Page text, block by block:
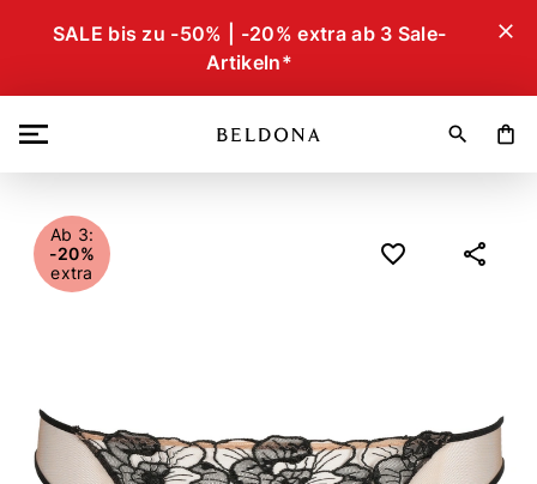
SALE bis zu -50% | -20% extra ab 3 Sale-
Artikeln*
close
search shopping_bag
Ab 3:
-20%
extra